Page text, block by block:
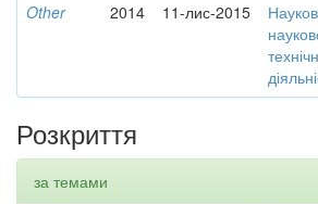
Other 2014 11-лис-2015
Розкриття
за темами